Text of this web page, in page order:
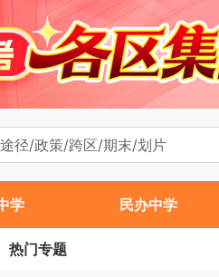
学 民办中学
热门专题